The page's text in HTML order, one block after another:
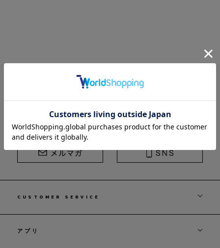
CUSTOMER SERVICE
アプリ